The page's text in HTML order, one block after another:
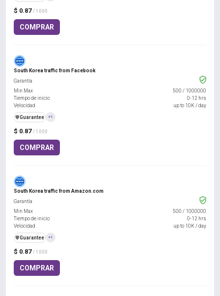
$ 0.87 / 1000
COMPRAR
South Korea traffic from Facebook
$ 0.87 / 1000
COMPRAR
Garantía
Min Max
500 / 1000000
Tiempo de inicio
0-12 hrs
Velocidad
up to 10K / day
️🛡️Guarantee +1
South Korea traffic from Amazon.com
$ 0.87 / 1000
COMPRAR
Garantía
Min Max
500 / 1000000
Tiempo de inicio
0-12 hrs
Velocidad
up to 10K / day
️🛡️Guarantee +1